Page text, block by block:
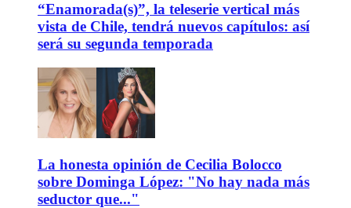
“Enamorada(s)”, la teleserie vertical más
vista de Chile, tendrá nuevos capítulos: así
será su segunda temporada
La honesta opinión de Cecilia Bolocco
sobre Dominga López: "No hay nada más
seductor que..."